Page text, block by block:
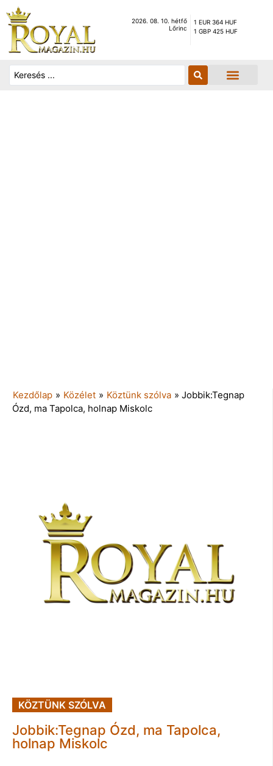
2026. 08. 10. hétfő
Lőrinc
1 EUR 364 HUF
1 GBP 425 HUF
Kezdőlap » Közélet » Köztünk szólva » Jobbik:Tegnap
Ózd, ma Tapolca, holnap Miskolc
KÖZTÜNK SZÓLVA
Jobbik:Tegnap Ózd, ma Tapolca,
holnap Miskolc